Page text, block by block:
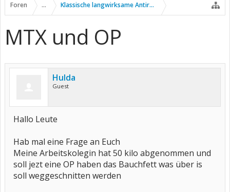
Foren ... Klassische langwirksame Antirheumatika
MTX und OP
Hulda
Guest
Hallo Leute
Hab mal eine Frage an Euch
Meine Arbeitskolegin hat 50 kilo abgenommen und
soll jezt eine OP haben das Bauchfett was über is
soll weggeschnitten werden